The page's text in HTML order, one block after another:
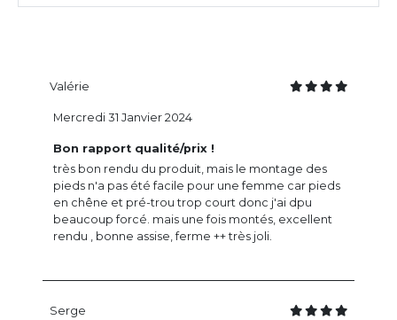
Valérie
Bon rapport qualité/prix !
très bon rendu du produit, mais le montage des
pieds n'a pas été facile pour une femme car pieds
en chêne et pré-trou trop court donc j'ai dpu
beaucoup forcé. mais une fois montés, excellent
rendu , bonne assise, ferme ++ très joli.
Mercredi 31 Janvier 2024
Serge